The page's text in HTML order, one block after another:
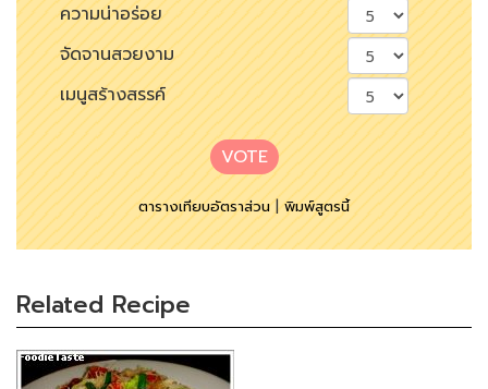
ความน่าอร่อย
จัดจานสวยงาม
เมนูสร้างสรรค์
VOTE
ตารางเทียบอัตราส่วน|พิมพ์สูตรนี้
Related Recipe